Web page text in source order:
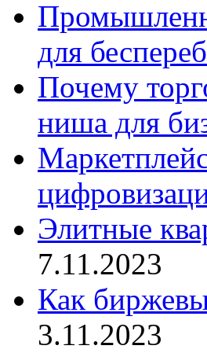
для
Почему
ниша для
Элитные
7.11.2023
Как
3.11.2023